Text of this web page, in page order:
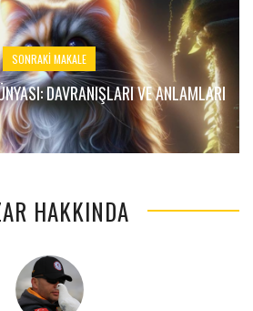
SONRAKI MAKALE
DAVRANIŞLARI VE ANLAMLARI
HAKKINDA